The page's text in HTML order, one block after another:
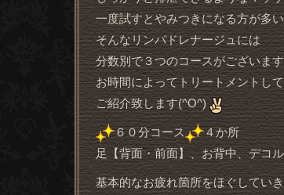
一度試すとやみつきになる方が多
そんなリンパドレナージュには
分数別で３つのコースがございます
お時間によってトリートメントし
ご紹介致します(^O^)
６０分コース
４か所
足【背面・前面】、お背中、デコ
基本的なお疲れ箇所をほぐしてい